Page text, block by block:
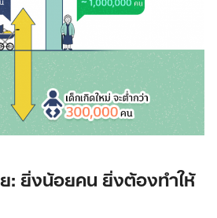
: ยิ่งน้อยคน ยิ่งต้องทำให้